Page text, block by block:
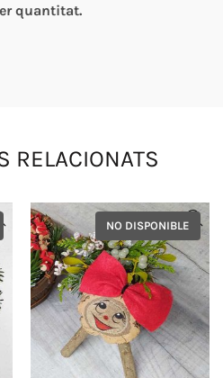
quantitat.
RELACIONATS
NO DISPONIBLE